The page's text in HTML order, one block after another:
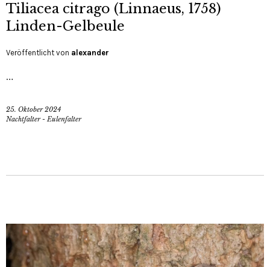
Tiliacea citrago (Linnaeus, 1758)
Linden-Gelbeule
Veröffentlicht von alexander
…
25. Oktober 2024
Nachtfalter - Eulenfalter